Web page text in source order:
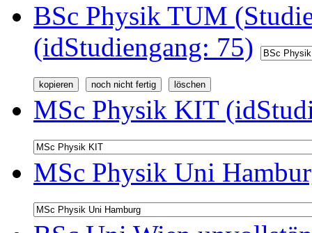
BSc Physik TUM
(idStudiengang: 75)
MSc Physik KIT
MSc Physik Uni